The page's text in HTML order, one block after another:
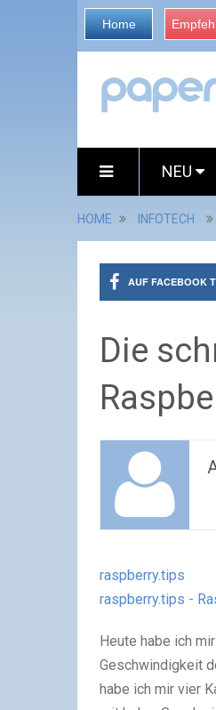
Home
NEU
HOME INFOTECH
AUF FACEBOOK
Die
raspberry.tips
raspberry.tips -
Heute habe ich
Geschwindigkeit
habe ich mir vier